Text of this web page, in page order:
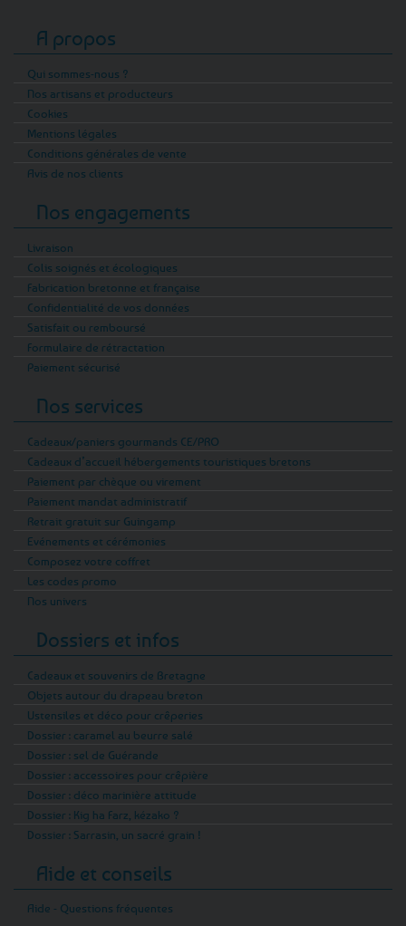
A propos
Qui sommes-nous ?
Nos artisans et producteurs
Cookies
Mentions légales
Conditions générales de vente
Avis de nos clients
Nos engagements
Livraison
Colis soignés et écologiques
Fabrication bretonne et française
Confidentialité de vos données
Satisfait ou remboursé
Formulaire de rétractation
Paiement sécurisé
Nos services
Cadeaux/paniers gourmands CE/PRO
Cadeaux d’accueil hébergements touristiques bretons
Paiement par chèque ou virement
Paiement mandat administratif
Retrait gratuit sur Guingamp
Evénements et cérémonies
Composez votre coffret
Les codes promo
Nos univers
Dossiers et infos
Cadeaux et souvenirs de Bretagne
Objets autour du drapeau breton
Ustensiles et déco pour crêperies
Dossier : caramel au beurre salé
Dossier : sel de Guérande
Dossier : accessoires pour crêpière
Dossier : déco marinière attitude
Dossier : Kig ha Farz, kézako ?
Dossier : Sarrasin, un sacré grain !
Aide et conseils
Aide - Questions fréquentes